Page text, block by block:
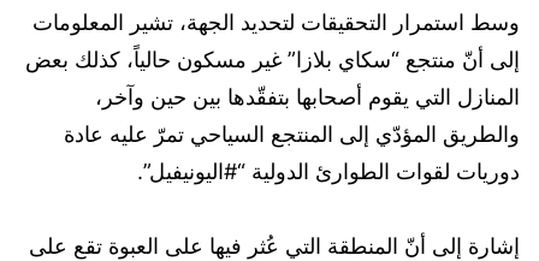
وسط استمرار التحقيقات لتحديد الجهة، تشير المعلومات
إلى أنّ منتجع “سكاي بلازا” غير مسكون حالياً، كذلك بعض
المنازل التي يقوم أصحابها بتفقّدها بين حين وآخر،
والطريق المؤدّي إلى المنتجع السياحي تمرّ عليه عادة
دوريات لقوات الطوارئ الدولية “#اليونيفيل”.
إشارة إلى أنّ المنطقة التي عُثر فيها على العبوة تقع على